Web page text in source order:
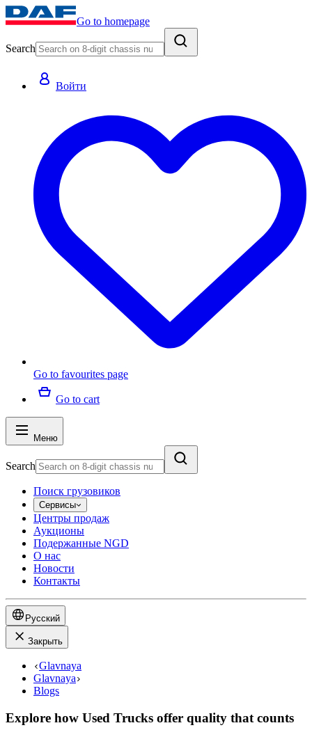
Go to homepage
Search
Войти
Go to favourites page
Go to cart
Меню
Search
Поиск грузовиков
Сервисы
Центры продаж
Аукционы
Подержанные NGD
О нас
Новости
Контакты
Русский
Закрыть
Glavnaya
Glavnaya
Blogs
Explore how Used Trucks offer quality that counts